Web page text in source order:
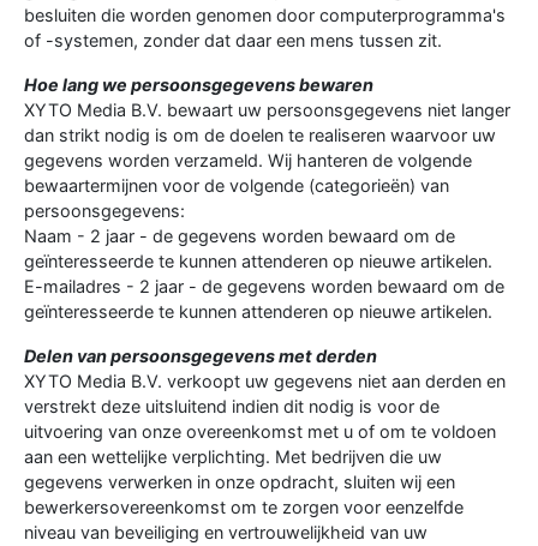
besluiten die worden genomen door computerprogramma's
of -systemen, zonder dat daar een mens tussen zit.
Hoe lang we persoonsgegevens bewaren
XYTO Media B.V. bewaart uw persoonsgegevens niet langer
dan strikt nodig is om de doelen te realiseren waarvoor uw
gegevens worden verzameld. Wij hanteren de volgende
bewaartermijnen voor de volgende (categorieën) van
persoonsgegevens:
Naam - 2 jaar - de gegevens worden bewaard om de
geïnteresseerde te kunnen attenderen op nieuwe artikelen.
E-mailadres - 2 jaar - de gegevens worden bewaard om de
geïnteresseerde te kunnen attenderen op nieuwe artikelen.
Delen van persoonsgegevens met derden
XYTO Media B.V. verkoopt uw gegevens niet aan derden en
verstrekt deze uitsluitend indien dit nodig is voor de
uitvoering van onze overeenkomst met u of om te voldoen
aan een wettelijke verplichting. Met bedrijven die uw
gegevens verwerken in onze opdracht, sluiten wij een
bewerkersovereenkomst om te zorgen voor eenzelfde
niveau van beveiliging en vertrouwelijkheid van uw